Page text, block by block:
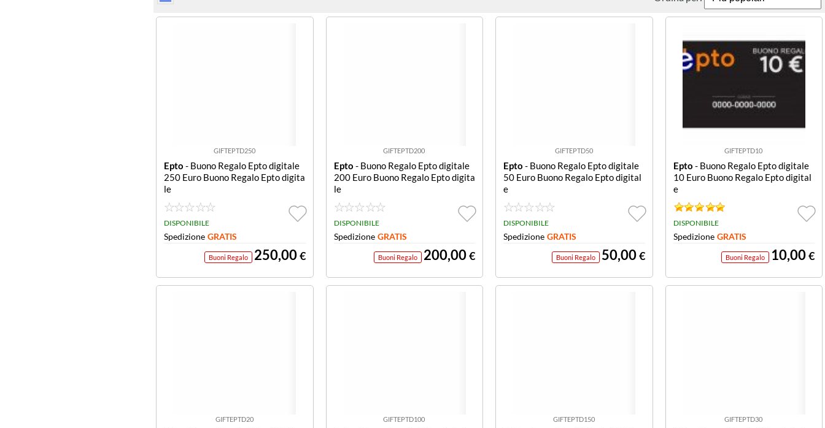
GIFTEPTD250
Epto - Buono Regalo Epto digitale
250 Euro Buono Regalo Epto digita
le
DISPONIBILE
Spedizione GRATIS
Buoni Regalo 250,00€
GIFTEPTD200
Epto - Buono Regalo Epto digitale
200 Euro Buono Regalo Epto digita
le
DISPONIBILE
Spedizione GRATIS
Buoni Regalo 200,00€
GIFTEPTD50
Epto - Buono Regalo Epto digitale
50 Euro Buono Regalo Epto digital
e
DISPONIBILE
Spedizione GRATIS
Buoni Regalo 50,00€
GIFTEPTD10
Epto - Buono Regalo Epto digitale
10 Euro Buono Regalo Epto digital
e
DISPONIBILE
Spedizione GRATIS
Buoni Regalo 10,00€
GIFTEPTD20 GIFTEPTD100 GIFTEPTD150 GIFTEPTD30